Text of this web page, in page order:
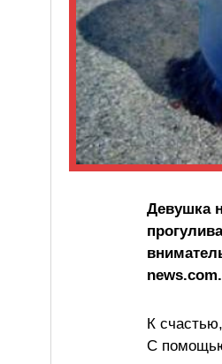
Девушка
news.com.
К
С помощью